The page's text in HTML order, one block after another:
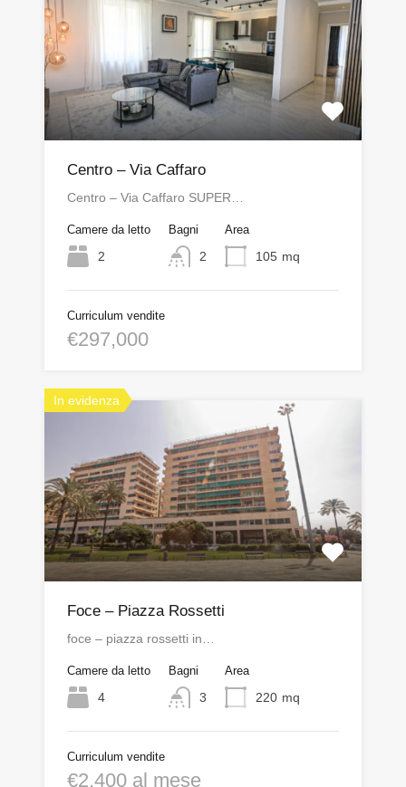
Centro – Via Caffaro
Centro – Via Caffaro SUPER…
Camere da letto
2
Bagni
2
Area
105 mq
Curriculum vendite
€297,000
In evidenza
Foce – Piazza Rossetti
foce – piazza rossetti in…
Camere da letto
4
Bagni
3
Area
220 mq
Curriculum vendite
€2,400 al mese